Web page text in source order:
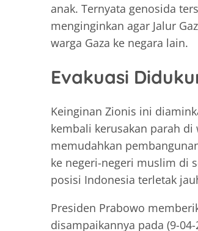
anak. Ternyata genosida
menginginkan agar Jalur
warga Gaza ke negara lain.
Evakuasi
Keinginan Zionis ini
kembali kerusakan parah di
memudahkan
ke negeri-negeri muslim di
posisi Indonesia terletak
Presiden Prabowo
disampaikannya pada (9-